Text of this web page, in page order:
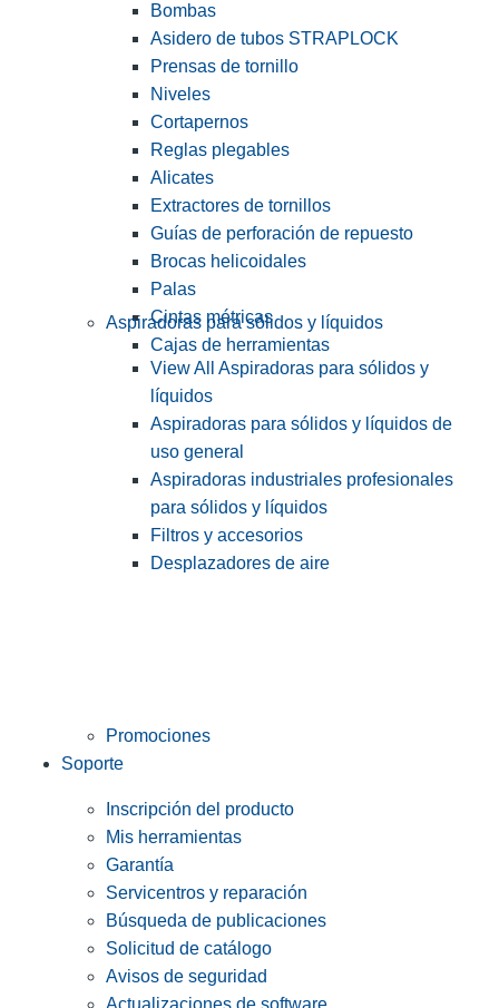
Bombas
Asidero de tubos STRAPLOCK
Prensas de tornillo
Niveles
Cortapernos
Reglas plegables
Alicates
Extractores de tornillos
Guías de perforación de repuesto
Brocas helicoidales
Palas
Cintas métricas
Cajas de herramientas
Aspiradoras para sólidos y líquidos
View All Aspiradoras para sólidos y
líquidos
Aspiradoras para sólidos y líquidos de
uso general
Aspiradoras industriales profesionales
para sólidos y líquidos
Filtros y accesorios
Desplazadores de aire
Promociones
Soporte
Inscripción del producto
Mis herramientas
Garantía
Servicentros y reparación
Búsqueda de publicaciones
Solicitud de catálogo
Avisos de seguridad